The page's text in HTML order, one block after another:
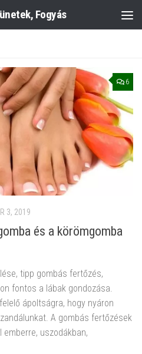
Fogyás
6
3, 2019
és a körömgomba
tipp gombás fertőzés,
fontos a lábak gondozása.
ápoltságra, hogy nyáron
A gombás fertőzések
uszodákban,